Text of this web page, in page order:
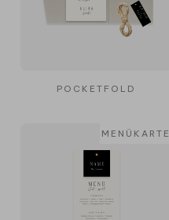
POCKETFOLD
MENÜKARTE